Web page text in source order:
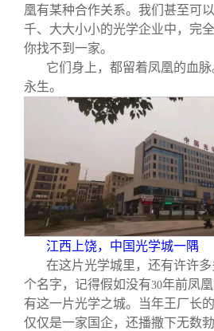
凰有某种合作关系。我们甚至可
千、大大小小的光学企业中，完
你找不到一家。
它们身上，都留着凤凰的血
永生。
江西上饶，中国光学城一隅
在这片光学城里，还有许许
个名字，记得假如没有30年前凤
有这一片光学之城。当年王厂长
仅仅是一家国企，还播撒下无数